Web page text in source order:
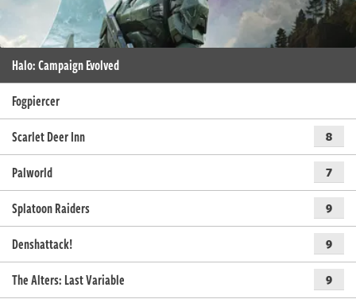
Halo: Campaign Evolved
Fogpiercer
Scarlet Deer Inn
8
Palworld 7
Splatoon Raiders 9
Denshattack! 9
The Alters: Last Variable 9